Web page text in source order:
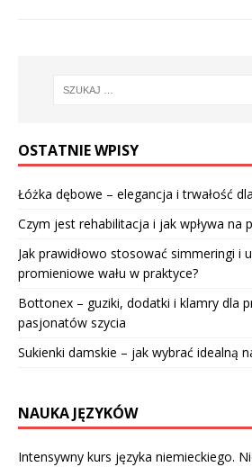
OSTATNIE WPISY
Łóżka dębowe – elegancja i trwałość
Czym jest rehabilitacja i jak wpływa na
Jak prawidłowo stosować simmeringi i
promieniowe wału w praktyce?
Bottonex – guziki, dodatki i klamry dla
pasjonatów szycia
Sukienki damskie – jak wybrać idealną
NAUKA JĘZYKÓW
Intensywny kurs języka niemieckiego.